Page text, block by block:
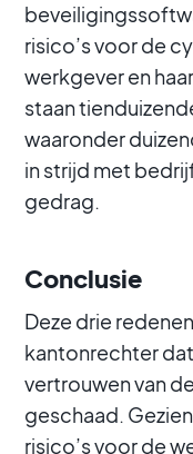
risico’s voor de
werkgever en
staan
waaronder
in strijd met
gedrag.
Conclusie
Deze drie
kantonrechter
vertrouwen van
geschaad.
risico’s voor de